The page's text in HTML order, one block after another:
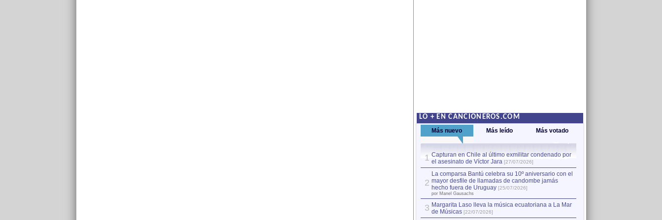
LO + EN CANCIONEROS.COM
Más nuevo Más leído Más votado
1 Capturan en Chile al último exmilitar condenado por
el asesinato de Víctor Jara [27/07/2026]
2
La comparsa Bantú celebra su 10º aniversario con el
mayor desfile de llamadas de candombe jamás
hecho fuera de Uruguay [25/07/2026]
por Manel Gausachs
3 Margarita Laso lleva la música ecuatoriana a La Mar
de Músicas [22/07/2026]